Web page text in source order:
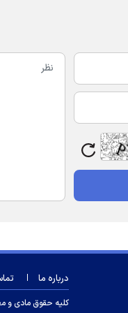
درباره ما
کلیه حقوق مادی و